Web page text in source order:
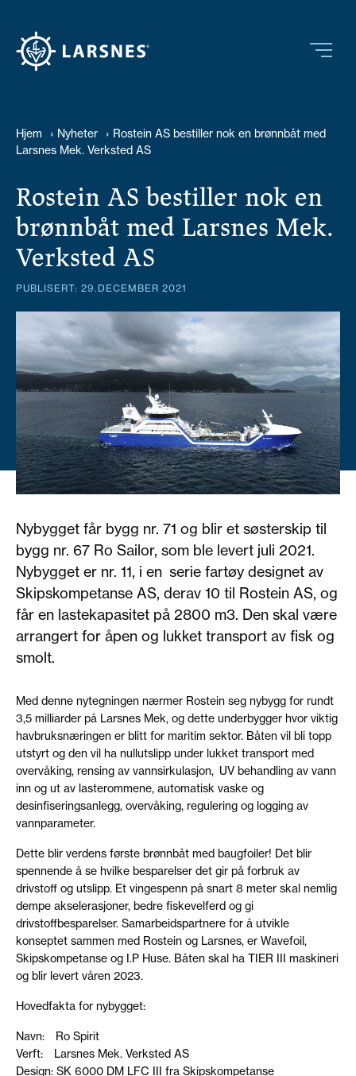
Hjem › Nyheter › Rostein AS bestiller nok en brønnbåt med
Larsnes Mek. Verksted AS
Rostein AS bestiller nok en
brønnbåt med Larsnes Mek.
Verksted AS
PUBLISERT: 29.DECEMBER 2021
Nybygget får bygg nr. 71 og blir et søsterskip til
bygg nr. 67 Ro Sailor, som ble levert juli 2021.
Nybygget er nr. 11, i en serie fartøy designet av
Skipskompetanse AS, derav 10 til Rostein AS, og
får en lastekapasitet på 2800 m3. Den skal være
arrangert for åpen og lukket transport av fisk og
smolt.
Med denne nytegningen nærmer Rostein seg nybygg for rundt
3,5 milliarder på Larsnes Mek, og dette underbygger hvor viktig
havbruksnæringen er blitt for maritim sektor. Båten vil bli topp
utstyrt og den vil ha nullutslipp under lukket transport med
overvåking, rensing av vannsirkulasjon, UV behandling av vann
inn og ut av lasterommene, automatisk vaske og
desinfiseringsanlegg, overvåking, regulering og logging av
vannparameter.
Dette blir verdens første brønnbåt med baugfoiler! Det blir
spennende å se hvilke besparelser det gir på forbruk av
drivstoff og utslipp. Et vingespenn på snart 8 meter skal nemlig
dempe akselerasjoner, bedre fiskevelferd og gi
drivstoffbesparelser. Samarbeidspartnere for å utvikle
konseptet sammen med Rostein og Larsnes, er Wavefoil,
Skipskompetanse og I.P Huse. Båten skal ha TIER III maskineri
og blir levert våren 2023.
Hovedfakta for nybygget:
Navn: Ro Spirit
Verft: Larsnes Mek. Verksted AS
Design: SK 6000 DM LFC III fra Skipskompetanse